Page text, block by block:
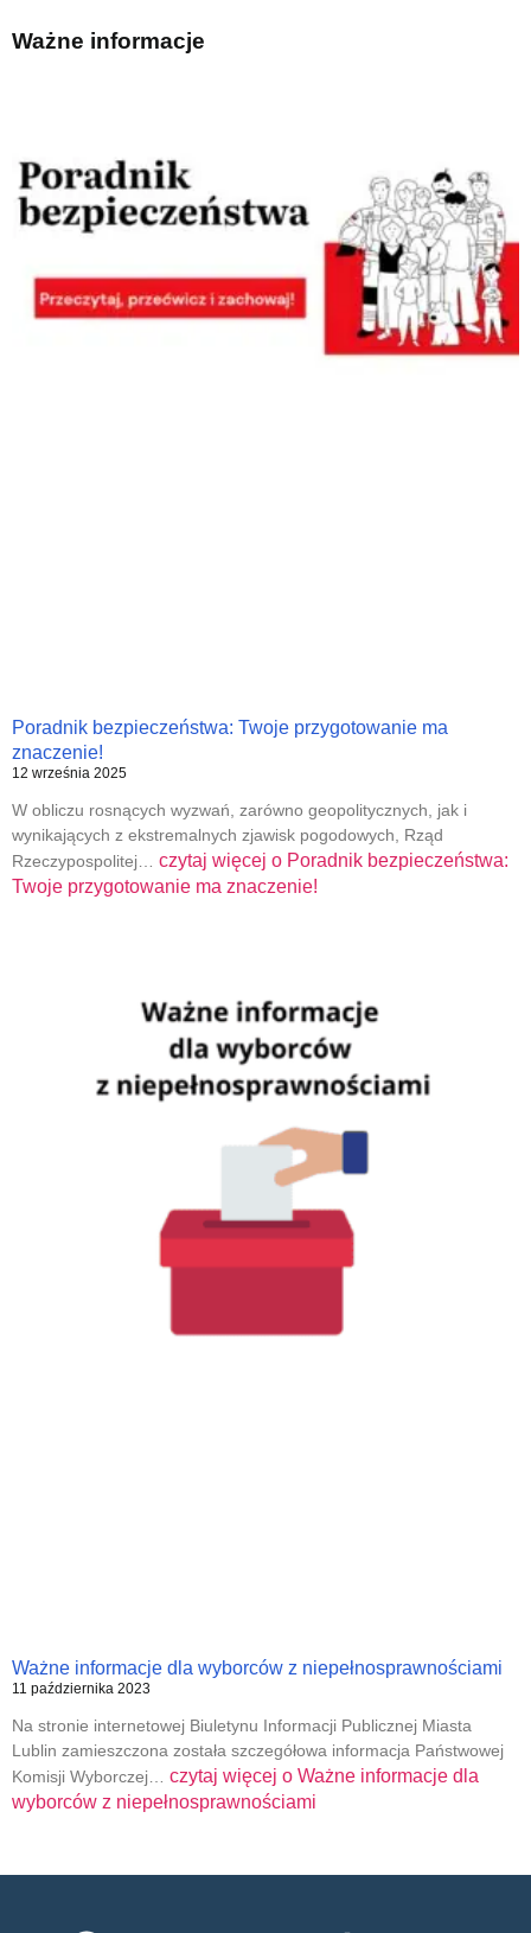
Ważne informacje
Poradnik bezpieczeństwa: Twoje przygotowanie ma
znaczenie!
12 września 2025
W obliczu rosnących wyzwań, zarówno geopolitycznych, jak i
wynikających z ekstremalnych zjawisk pogodowych, Rząd
Rzeczypospolitej… czytaj więcej o Poradnik bezpieczeństwa:
Twoje przygotowanie ma znaczenie!
Ważne informacje dla wyborców z niepełnosprawnościami
11 października 2023
Na stronie internetowej Biuletynu Informacji Publicznej Miasta
Lublin zamieszczona została szczegółowa informacja Państwowej
Komisji Wyborczej… czytaj więcej o Ważne informacje dla
wyborców z niepełnosprawnościami